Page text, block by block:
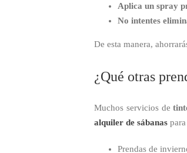
Aplica un spray
No intentes
De esta manera,
¿Qué otras
Muchos servicios de
alquiler de sábanas
Prendas de